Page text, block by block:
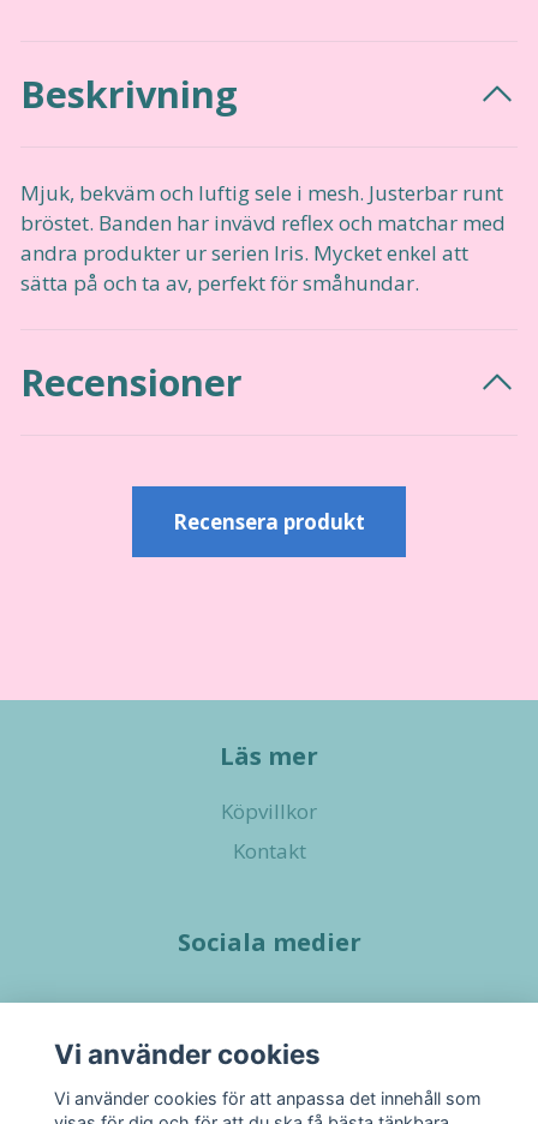
Beskrivning
Mjuk, bekväm och luftig sele i mesh. Justerbar runt
bröstet. Banden har invävd reflex och matchar med
andra produkter ur serien Iris. Mycket enkel att
sätta på och ta av, perfekt för småhundar.
Recensioner
Recensera produkt
Läs mer
Köpvillkor
Kontakt
Sociala medier
Vi använder cookies
Vi använder cookies för att anpassa det innehåll som